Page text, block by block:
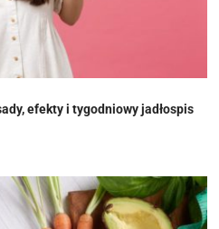
efekty i tygodniowy jadłospis